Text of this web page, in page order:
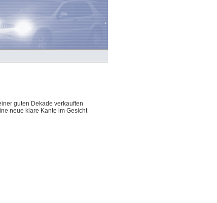
guten Dekade verkauften
neue klare Kante im Gesicht